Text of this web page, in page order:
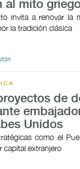
al mito
invita a renovar la
la tradición clásica
de
Unidos
como el
capital extranjero